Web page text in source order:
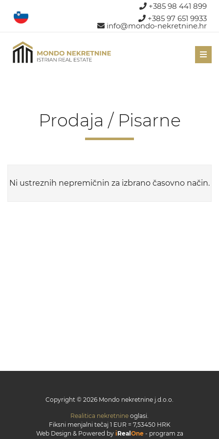
+385 98 441 899
+385 97 651 9933
info@mondo-nekretnine.hr
Prodaja / Pisarne
Ni ustreznih nepremičnin za izbrano časovno način.
Copyright © 2026 Mondo nekretnine j.d.o.o.
Realitica nekretnine oglasi.
Fiksni menjalni tečaj 1 EUR = 7,53450 HRK
Web Design & Powered by iReal One- program za